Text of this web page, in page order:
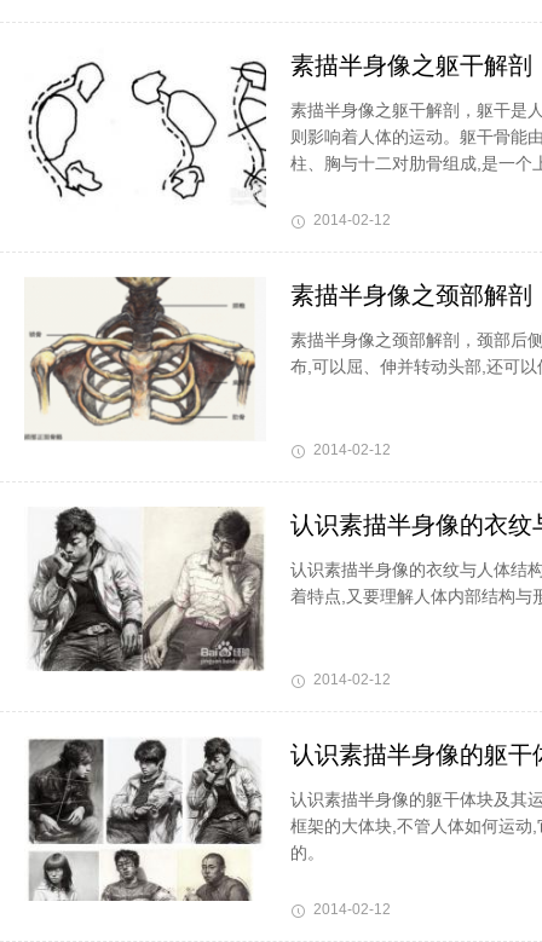
素描半身像之躯干解剖
素描半身像之躯干解剖，躯干是
则影响着人体的运动。躯干骨能
柱、胸与十二对肋骨组成,是一个
2014-02-12
素描半身像之颈部解剖
素描半身像之颈部解剖，颈部后
布,可以屈、伸并转动头部,还可
2014-02-12
认识素描半身像的衣纹
认识素描半身像的衣纹与人体结
着特点,又要理解人体内部结构与
2014-02-12
认识素描半身像的躯干
认识素描半身像的躯干体块及其
框架的大体块,不管人体如何运动
的。
2014-02-12